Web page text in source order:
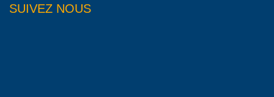
SUIVEZ NOUS